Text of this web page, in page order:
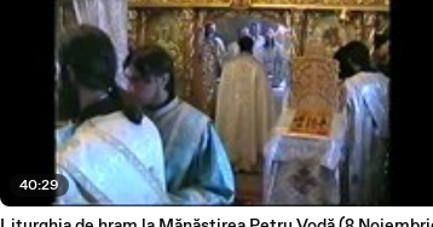
40:29